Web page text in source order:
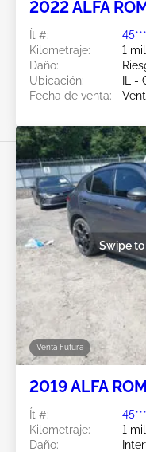
2022 ALFA
Ít #:
Kilometraje:
1
Daño:
Ubicación:
IL -
Fecha de venta:
Venta Futura
Swipe
2019 ALFA
Ít #:
Kilometraje:
1
Daño: